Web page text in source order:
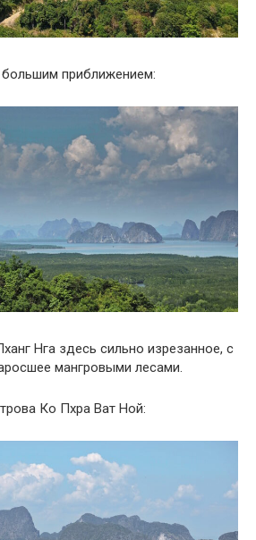
приближением:
Нга здесь сильно изрезанное, с
мангровыми лесами.
Ко Пхра Ват Ной: